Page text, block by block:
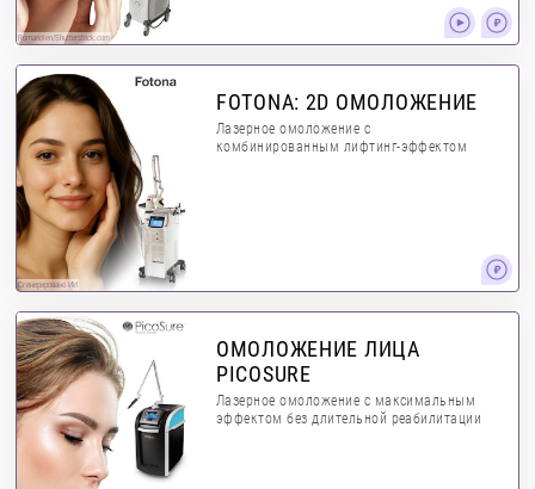
RomarioIen/Shutterstock.com
Сгенерировано ИИ
FOTONA: 2D ОМОЛОЖЕНИЕ
Лазерное омоложение с
комбинированным лифтинг-эффектом
ОМОЛОЖЕНИЕ ЛИЦА
PICOSURE
Лазерное омоложение с максимальным
эффектом без длительной реабилитации